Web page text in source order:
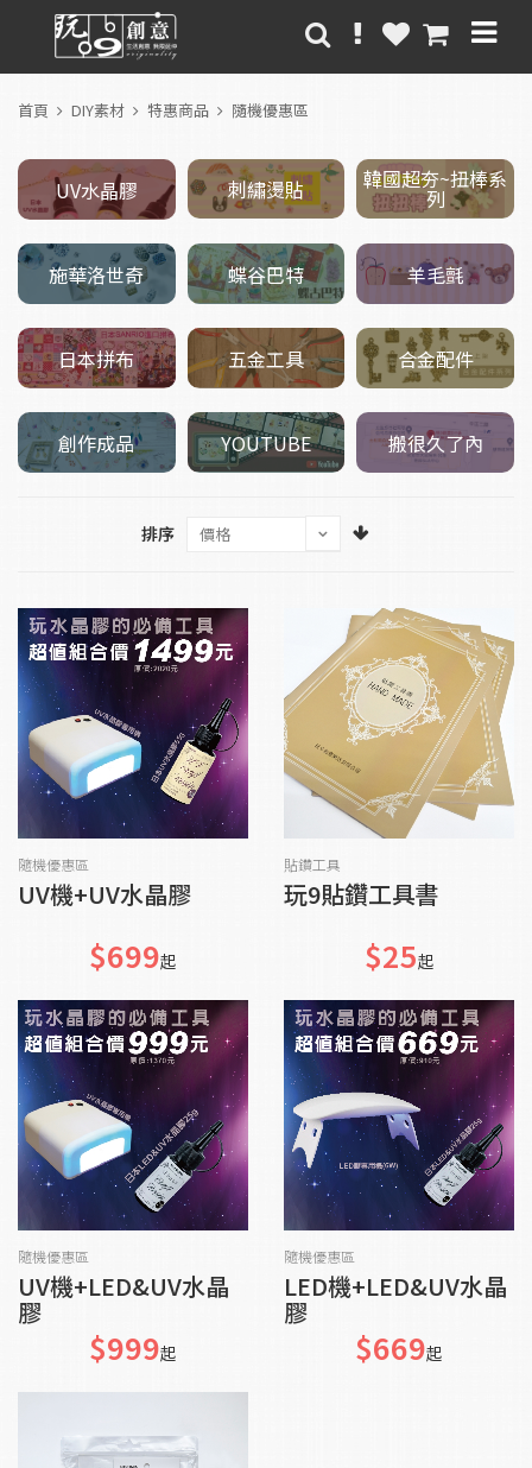
首頁 DIY素材 特惠商品 隨機優惠區
UV水晶膠 刺繡燙貼 韓國超夯~扭棒系
列
施華洛世奇 蝶谷巴特 羊毛氈
日本拼布 五金工具 合金配件
創作成品 YOUTUBE 搬很久了內
排序
隨機優惠區
UV機+UV水晶膠
$699起
貼鑽工具
玩9貼鑽工具書
$25起
隨機優惠區
UV機+LED&UV水晶
膠
$999起
隨機優惠區
LED機+LED&UV水晶
膠
$669起